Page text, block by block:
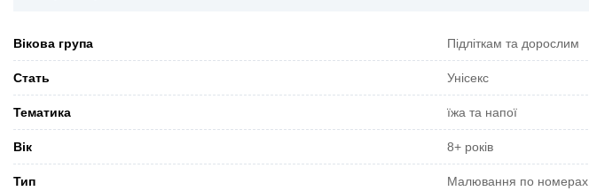
Вікова група Підліткам та дорослим
Стать Унісекс
Тематика їжа та напої
Вік 8+ років
Тип Малювання по номерах